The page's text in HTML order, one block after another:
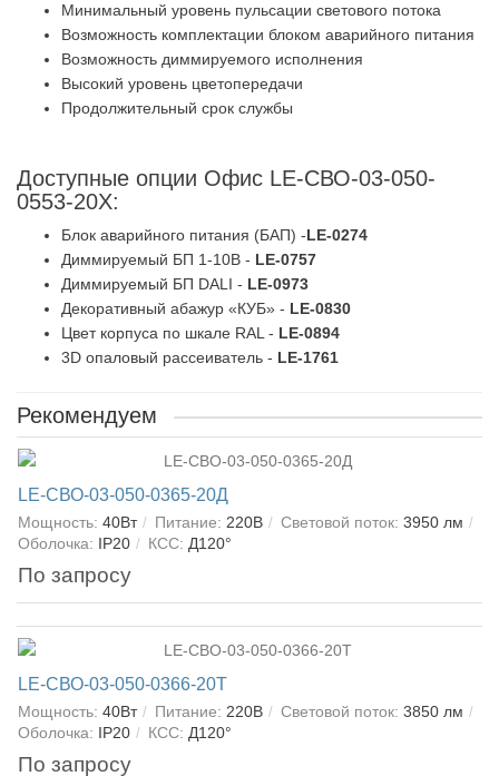
Минимальный уровень пульсации светового потока
Возможность комплектации блоком аварийного питания
Возможность диммируемого исполнения
Высокий уровень цветопередачи
Продолжительный срок службы
Доступные опции Офис LE-СВО-03-050-
0553-20Х:
Блок аварийного питания (БАП) -LE-0274
Диммируемый БП 1-10В - LE-0757
Диммируемый БП DALI - LE-0973
Декоративный абажур «КУБ» - LE-0830
Цвет корпуса по шкале RAL - LE-0894
3D опаловый рассеиватель - LE-1761
Рекомендуем
LE-СВО-03-050-0365-20Д
Мощность: 40Вт Питание: 220В Световой поток: 3950 лм
Оболочка: IP20 КСС: Д120°
По запросу
LE-СВО-03-050-0366-20Т
Мощность: 40Вт Питание: 220В Световой поток: 3850 лм
Оболочка: IP20 КСС: Д120°
По запросу